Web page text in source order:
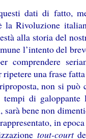
dati di fatto,
la Rivoluzione
alla storia del
l’intento del
comprendere
una frase
non si può
di galoppante
bene non
in
tout-court